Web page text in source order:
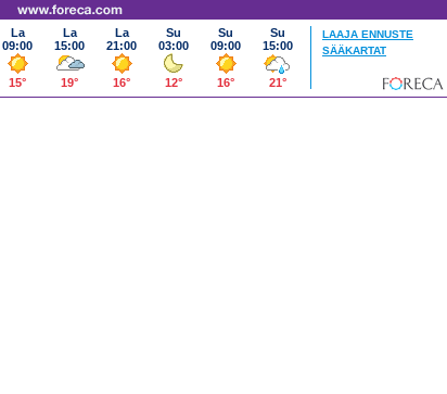
La
09:00
15°
La
15:00
19°
La
21:00
16°
Su
03:00
12°
Su
09:00
16°
Su
15:00
21°
LAAJA ENNUSTE
SÄÄKARTAT